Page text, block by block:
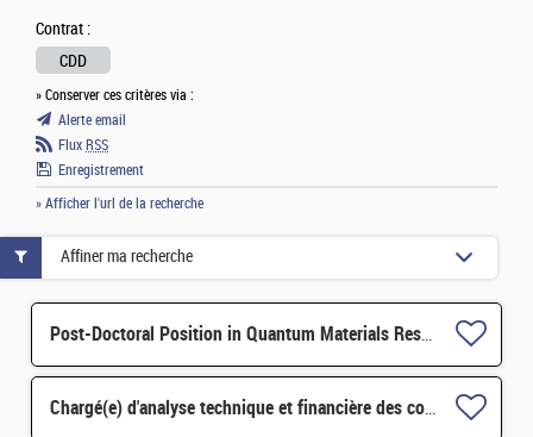
Contrat :
CDD
» Conserver ces critères via :
Alerte email
Flux RSS
Enregistrement
» Afficher l'url de la recherche
Post-Doctoral Position in Quantum Materials Research H/F
Chargé(e) d'analyse technique et financière des contrats de maintenance électromécanique H/F
Affiner ma recherche